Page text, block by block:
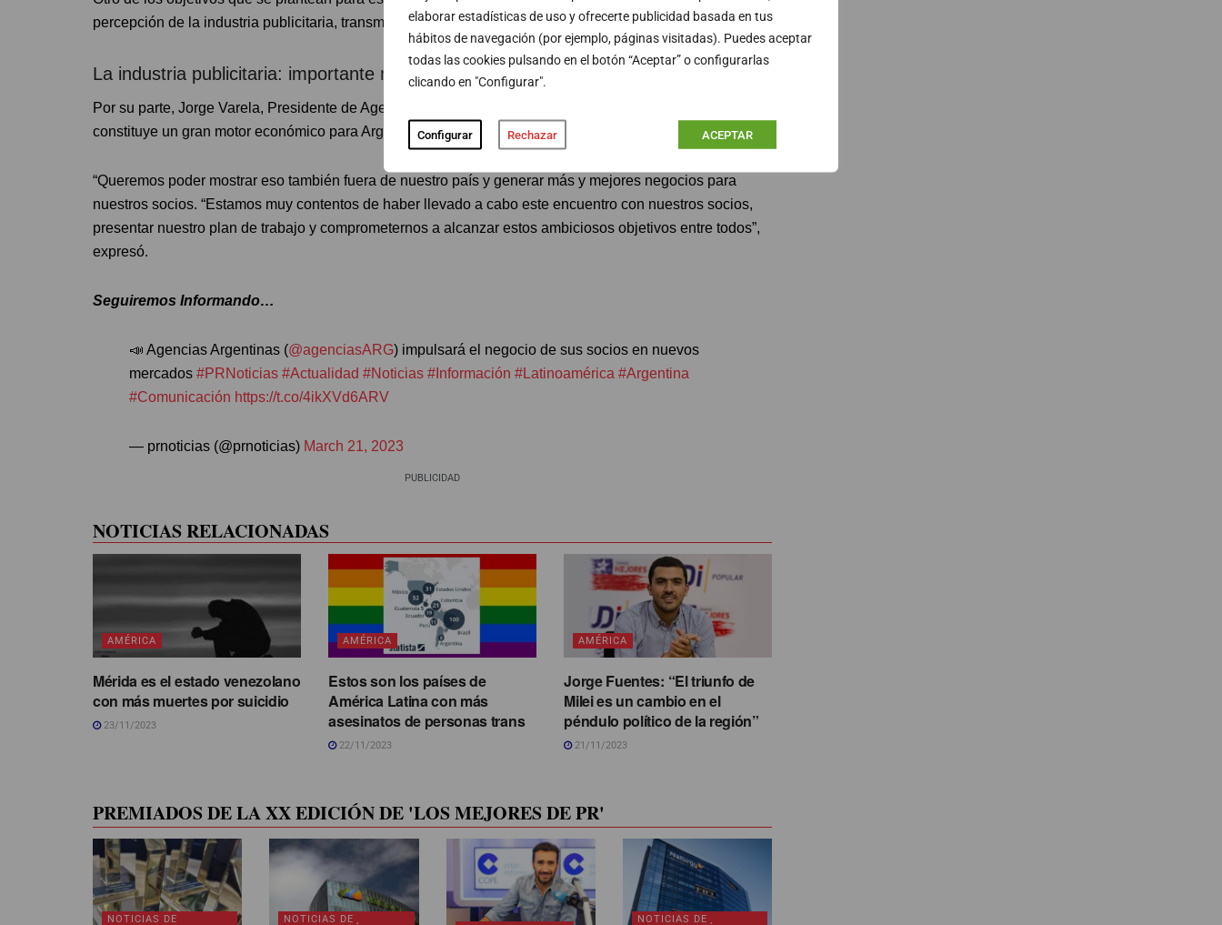
elaborar estadísticas de uso y ofrecerte publicidad basada en tus
hábitos de navegación (por ejemplo, páginas visitadas). Puedes aceptar
todas las cookies pulsando en el botón “Aceptar” o configurarlas
clicando en "Configurar".
Configurar Rechazar ACEPTAR
percepción de la industria publicitaria, transmitiendo su valor y compromiso con la comunidad”.
La industria publicitaria: importante motor para la economía argentina
Por su parte, Jorge Varela, Presidente de Agencias Argentinas indicó que la industria publicitaria
constituye un gran motor económico para Argentina, conformado por personas talentosas.
“Queremos poder mostrar eso también fuera de nuestro país y generar más y mejores negocios para
nuestros socios. “Estamos muy contentos de haber llevado a cabo este encuentro con nuestros socios,
presentar nuestro plan de trabajo y comprometernos a alcanzar estos ambiciosos objetivos entre todos”,
expresó.
Seguiremos Informando…
📣 Agencias Argentinas (@agenciasARG) impulsará el negocio de sus socios en nuevos
mercados #PRNoticias #Actualidad #Noticias #Información #Latinoamérica #Argentina
#Comunicación https://t.co/4ikXVd6ARV
— prnoticias (@prnoticias) March 21, 2023
PUBLICIDAD
NOTICIAS RELACIONADAS
AMÉRICA
Mérida es el estado venezolano
con más muertes por suicidio
23/11/2023
AMÉRICA
Estos son los países de
América Latina con más
asesinatos de personas trans
22/11/2023
AMÉRICA
Jorge Fuentes: “El triunfo de
Milei es un cambio en el
péndulo político de la región”
21/11/2023
PREMIADOS DE LA XX EDICIÓN DE 'LOS MEJORES DE PR'
NOTICIAS DE
NOTICIAS DE
NOTICIAS DE